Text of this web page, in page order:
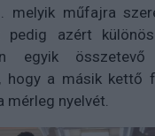
melyik műfajra
pedig azért
egyik
hogy a másik kettő
mérleg nyelvét.